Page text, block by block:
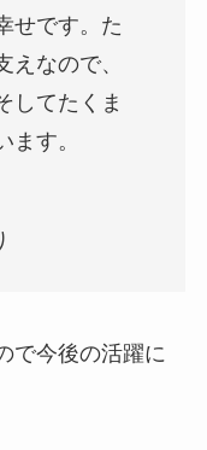
せです。た
なので、
してたくま
ます。
で今後の活躍に